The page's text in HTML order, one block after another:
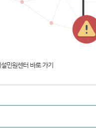
민원센터 바로 가기